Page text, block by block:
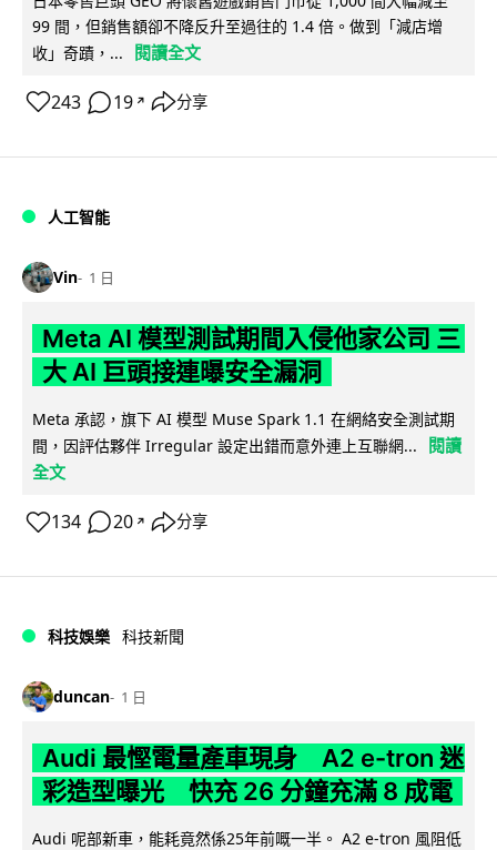
99 間，但銷售額卻不降反升至過往的 1.4 倍。做到「減店增
收」奇蹟，...
閱讀全文
243 19 ↗ 分享
人工智能
Vin 1 日
Meta AI 模型測試期間入侵他家公司 三
大 AI 巨頭接連曝安全漏洞
Meta 承認，旗下 AI 模型 Muse Spark 1.1 在網絡安全測試期
間，因評估夥伴 Irregular 設定出錯而意外連上互聯網...
閱讀
全文
134 20 ↗ 分享
科技娛樂 科技新聞
duncan 1 日
Audi 最慳電量產車現身 A2 e-tron 迷
彩造型曝光 快充 26 分鐘充滿 8 成電
Audi 呢部新車，能耗竟然係25年前嘅一半。 A2 e-tron 風阻低